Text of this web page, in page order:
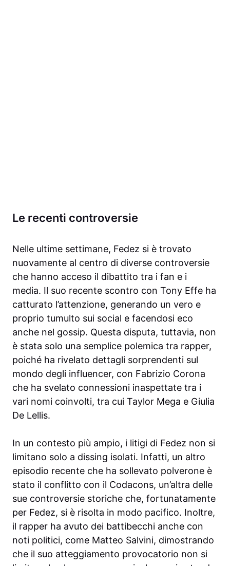
Le recenti controversie
Nelle ultime settimane, Fedez si è trovato
nuovamente al centro di diverse controversie
che hanno acceso il dibattito tra i fan e i
media. Il suo recente scontro con Tony Effe ha
catturato l’attenzione, generando un vero e
proprio tumulto sui social e facendosi eco
anche nel gossip. Questa disputa, tuttavia, non
è stata solo una semplice polemica tra rapper,
poiché ha rivelato dettagli sorprendenti sul
mondo degli influencer, con Fabrizio Corona
che ha svelato connessioni inaspettate tra i
vari nomi coinvolti, tra cui Taylor Mega e Giulia
De Lellis.
In un contesto più ampio, i litigi di Fedez non si
limitano solo a dissing isolati. Infatti, un altro
episodio recente che ha sollevato polverone è
stato il conflitto con il Codacons, un’altra delle
sue controversie storiche che, fortunatamente
per Fedez, si è risolta in modo pacifico. Inoltre,
il rapper ha avuto dei battibecchi anche con
noti politici, come Matteo Salvini, dimostrando
che il suo atteggiamento provocatorio non si